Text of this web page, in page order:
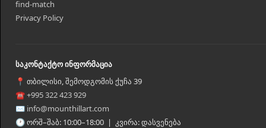
find-match
Privacy Policy
საკონტაქტო ინფორმაცია
📍 თბილისი, შემოდგომის ქუჩა 39
☎ +995 322 423 929
✉ info@mounthillart.com
🕐 ორშ–შაბ: 10:00–18:00 | კვირა: დასვენება